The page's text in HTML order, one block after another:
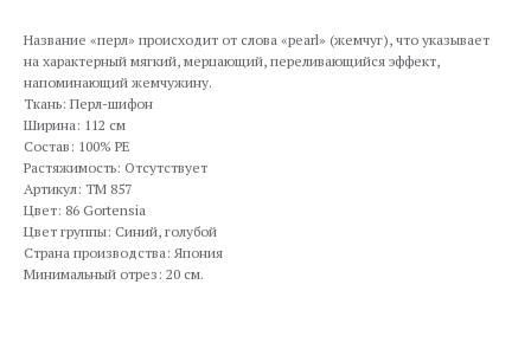
Название «перл» происходит от слова «pearl» (жемчуг), что указывает
на характерный мягкий, мерцающий, переливающийся эффект,
напоминающий жемчужину.
Ткань: Перл-шифон
Ширина: 112 см
Состав: 100% PE
Растяжимость: Отсутствует
Артикул: TM 857
Цвет: 86 Gortensia
Цвет группы: Синий, голубой
Страна производства: Япония
Минимальный отрез: 20 см.